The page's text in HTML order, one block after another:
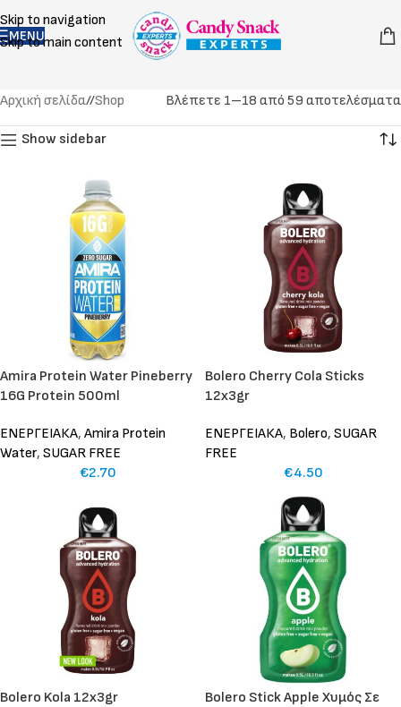
Skip to navigation
Skip to main content
MENU
Αρχική σελίδα/ Shop Βλέπετε 1–18 από 59 αποτελέσματα
Show sidebar
Amira Protein Water Pineberry
16G Protein 500ml
ΕΝΕΡΓΕΙΑΚΑ, Amira Protein
Water, SUGAR FREE
€2.70
Bolero Cherry Cola Sticks
12x3gr
ΕΝΕΡΓΕΙΑΚΑ, Bolero, SUGAR
FREE
€4.50
Bolero Kola 12x3gr
Bolero Stick Apple Χυμός Σε